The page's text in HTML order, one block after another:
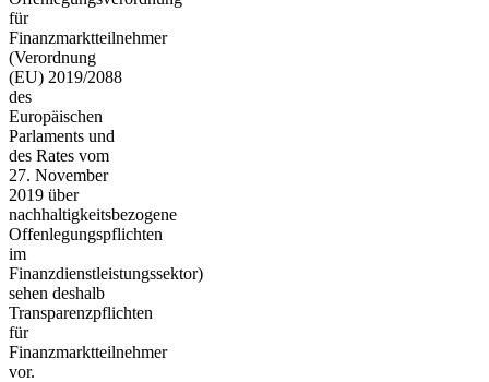
für
Finanzmarktteilnehmer
(Verordnung
(EU) 2019/2088
des
Europäischen
Parlaments und
des Rates vom
27. November
2019 über
nachhaltigkeitsbezogene
Offenlegungspflichten
im
Finanzdienstleistungssektor)
sehen deshalb
Transparenzpflichten
für
Finanzmarktteilnehmer
vor.